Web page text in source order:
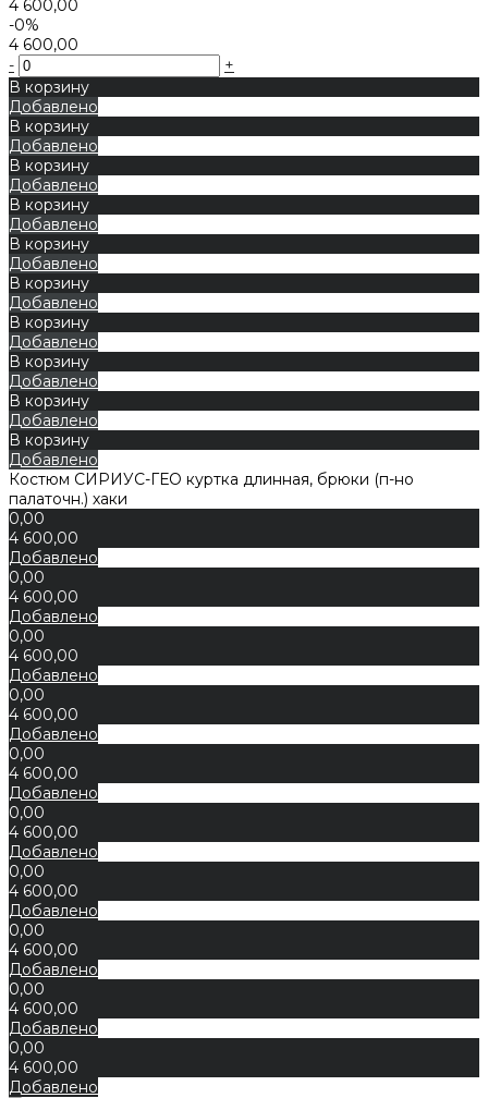
4 600,00
-0%
4 600,00
-
+
В корзину
Добавлено
В корзину
Добавлено
В корзину
Добавлено
В корзину
Добавлено
В корзину
Добавлено
В корзину
Добавлено
В корзину
Добавлено
В корзину
Добавлено
В корзину
Добавлено
В корзину
Добавлено
Костюм СИРИУС-ГЕО куртка длинная, брюки (п-но
палаточн.) хаки
0,00
4 600,00
Добавлено
0,00
4 600,00
Добавлено
0,00
4 600,00
Добавлено
0,00
4 600,00
Добавлено
0,00
4 600,00
Добавлено
0,00
4 600,00
Добавлено
0,00
4 600,00
Добавлено
0,00
4 600,00
Добавлено
0,00
4 600,00
Добавлено
0,00
4 600,00
Добавлено